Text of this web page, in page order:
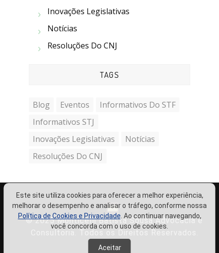
Este site utiliza cookies para oferecer a melhor experiência,
melhorar o desempenho e analisar o tráfego, conforme nossa
Política de Cookies e Privacidade . Ao continuar navegando,
você concorda com o uso de cookies.
Aceitar
Inovações Legislativas
Notícias
Resoluções Do CNJ
TAGS
Blog Eventos
Informativos Do STF
Informativos STJ
Inovações Legislativas
Notícias
Resoluções Do CNJ
© 2025 Monticelli Batista Sousa Advocacia e